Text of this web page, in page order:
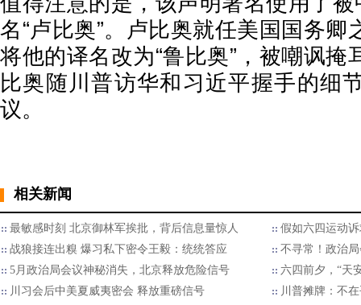
名“卢比奥”。卢比奥就任美国国务卿
将他的译名改为“鲁比奥”，被嘲讽掩
比奥随川普访华和习近平握手的细
议。
相关新闻
最敏感时刻 北京御林军挨批，背后信息量惊人
假如六四运动
战狼接连出糗 爆习私下密令王毅：统统答应
不寻常！政治
5月政治局会议神秘消失，北京释放危险信号
六四前夕，“天
川习会后中美夏威夷密会 释放重磅信号
川普摊牌：不